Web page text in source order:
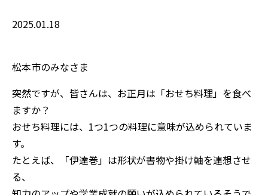
2025.01.18
松本市のみなさま
突然ですが、皆さんは、お正月は「おせち料理」を食べ
ますか？
おせち料理には、1つ1つの料理に意味が込められていま
す。
たとえば、「伊達巻」は形状が書物や掛け軸を連想させ
る、